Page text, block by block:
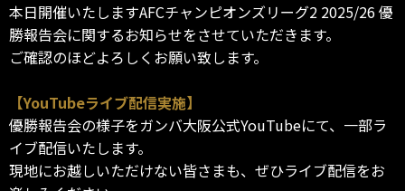
本日開催いたしますAFCチャンピオンズリーグ2 2025/26 優
勝報告会に関するお知らせをさせていただきます。
ご確認のほどよろしくお願い致します。
【YouTubeライブ配信実施】
優勝報告会の様子をガンバ大阪公式YouTubeにて、一部ラ
イブ配信いたします。
現地にお越しいただけない皆さまも、ぜひライブ配信をお